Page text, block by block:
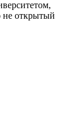
не открытый